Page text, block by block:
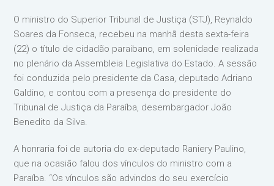
O ministro do Superior Tribunal de Justiça (STJ), Reynaldo
Soares da Fonseca, recebeu na manhã desta sexta-feira
(22) o título de cidadão paraibano, em solenidade realizada
no plenário da Assembleia Legislativa do Estado. A sessão
foi conduzida pelo presidente da Casa, deputado Adriano
Galdino, e contou com a presença do presidente do
Tribunal de Justiça da Paraíba, desembargador João
Benedito da Silva.
A honraria foi de autoria do ex-deputado Raniery Paulino,
que na ocasião falou dos vínculos do ministro com a
Paraíba. “Os vínculos são advindos do seu exercício